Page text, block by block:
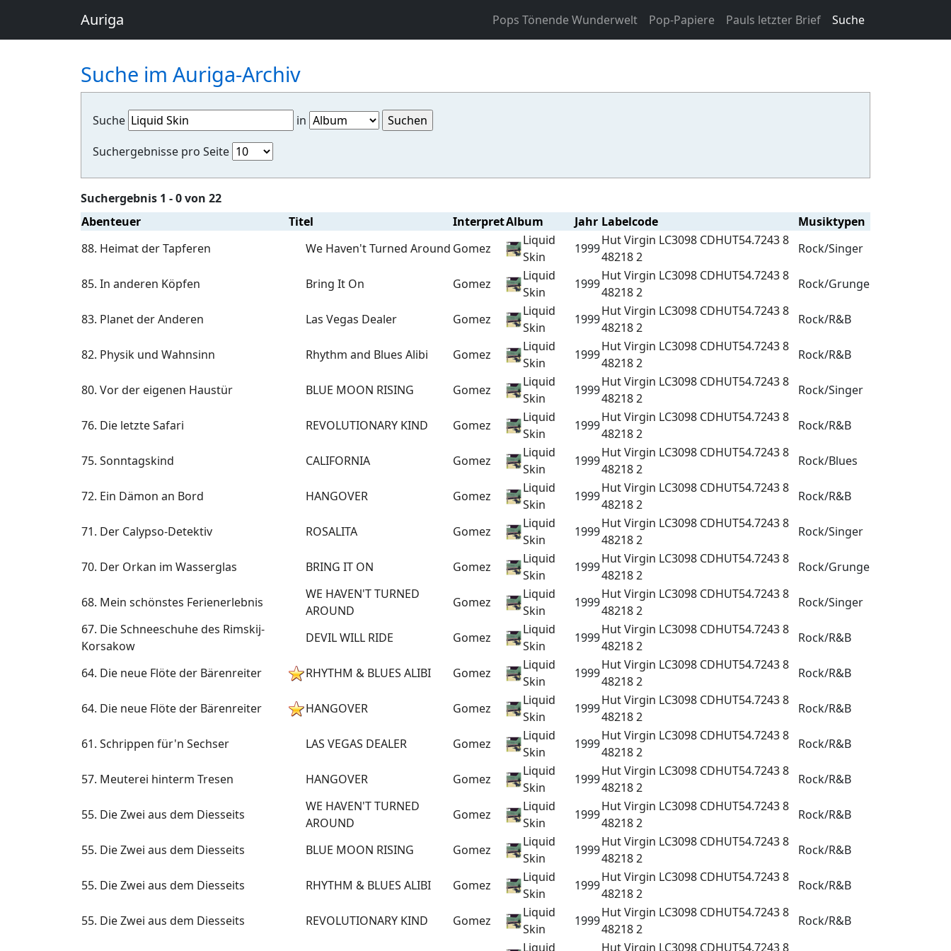
Auriga Pops Tönende Wunderwelt Pop-Papiere Pauls letzter Brief Suche
Suche im Auriga-Archiv
Suche
in
Suchergebnisse pro Seite
Suchergebnis 1 - 0 von 22
Abenteuer
Titel InterpretAlbum Jahr Labelcode
Musiktypen
88. Heimat der Tapferen
We Haven't Turned Around Gomez
Liquid
Skin
1999
Hut Virgin LC3098 CDHUT54.7243 8
48218 2
Rock/Singer
85. In anderen Köpfen Bring It On Gomez
Liquid
Skin
1999
Hut Virgin LC3098 CDHUT54.7243 8
48218 2
Rock/Grunge
83. Planet der Anderen Las Vegas Dealer Gomez
Liquid
Skin
1999
Hut Virgin LC3098 CDHUT54.7243 8
48218 2
Rock/R&B
82. Physik und Wahnsinn Rhythm and Blues Alibi Gomez
Liquid
Skin
1999
Hut Virgin LC3098 CDHUT54.7243 8
48218 2
Rock/R&B
80. Vor der eigenen Haustür BLUE MOON RISING Gomez
Liquid
Skin
1999
Hut Virgin LC3098 CDHUT54.7243 8
48218 2
Rock/Singer
76. Die letzte Safari REVOLUTIONARY KIND Gomez
Liquid
Skin
1999
Hut Virgin LC3098 CDHUT54.7243 8
48218 2
Rock/R&B
75. Sonntagskind CALIFORNIA Gomez
Liquid
Skin
1999
Hut Virgin LC3098 CDHUT54.7243 8
48218 2
Rock/Blues
72. Ein Dämon an Bord HANGOVER Gomez
Liquid
Skin
1999
Hut Virgin LC3098 CDHUT54.7243 8
48218 2
Rock/R&B
71. Der Calypso-Detektiv ROSALITA Gomez
Liquid
Skin
1999
Hut Virgin LC3098 CDHUT54.7243 8
48218 2
Rock/Singer
70. Der Orkan im Wasserglas BRING IT ON Gomez
Liquid
Skin
1999
Hut Virgin LC3098 CDHUT54.7243 8
48218 2
Rock/Grunge
68. Mein schönstes Ferienerlebnis
WE HAVEN'T TURNED
AROUND
Gomez
Liquid
Skin
1999
Hut Virgin LC3098 CDHUT54.7243 8
48218 2
Rock/Singer
67. Die Schneeschuhe des Rimskij-
Korsakow
DEVIL WILL RIDE Gomez
Liquid
Skin
1999
Hut Virgin LC3098 CDHUT54.7243 8
48218 2
Rock/R&B
64. Die neue Flöte der Bärenreiter RHYTHM & BLUES ALIBI Gomez
Liquid
Skin
1999
Hut Virgin LC3098 CDHUT54.7243 8
48218 2
Rock/R&B
64. Die neue Flöte der Bärenreiter HANGOVER Gomez
Liquid
Skin
1999
Hut Virgin LC3098 CDHUT54.7243 8
48218 2
Rock/R&B
61. Schrippen für'n Sechser LAS VEGAS DEALER Gomez
Liquid
Skin
1999
Hut Virgin LC3098 CDHUT54.7243 8
48218 2
Rock/R&B
57. Meuterei hinterm Tresen HANGOVER Gomez
Liquid
Skin
1999
Hut Virgin LC3098 CDHUT54.7243 8
48218 2
Rock/R&B
55. Die Zwei aus dem Diesseits
WE HAVEN'T TURNED
AROUND
Gomez
Liquid
Skin
1999
Hut Virgin LC3098 CDHUT54.7243 8
48218 2
Rock/R&B
55. Die Zwei aus dem Diesseits BLUE MOON RISING Gomez
Liquid
Skin
1999
Hut Virgin LC3098 CDHUT54.7243 8
48218 2
Rock/R&B
55. Die Zwei aus dem Diesseits RHYTHM & BLUES ALIBI Gomez
Liquid
Skin
1999
Hut Virgin LC3098 CDHUT54.7243 8
48218 2
Rock/R&B
55. Die Zwei aus dem Diesseits REVOLUTIONARY KIND Gomez
Liquid
Skin
1999
Hut Virgin LC3098 CDHUT54.7243 8
48218 2
Rock/R&B
Liquid Hut Virgin LC3098 CDHUT54.7243 8